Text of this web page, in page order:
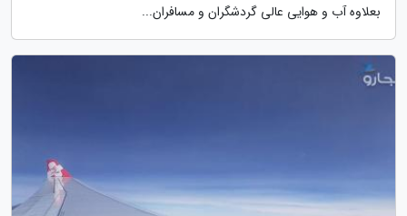
بعلاوه آب و هوایی عالی گردشگران و مسافران...